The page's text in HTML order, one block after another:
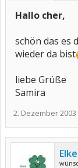
Hallo cher,
schön das es
wieder da bist
liebe Grüße
Samira
2. Dezember 2003
Elke